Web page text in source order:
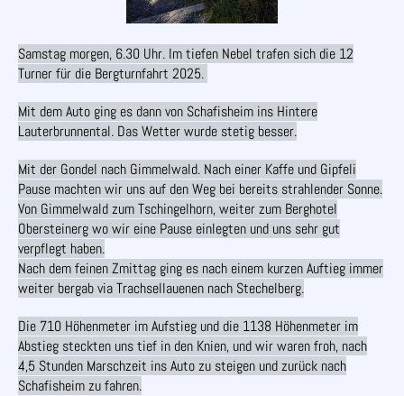
Samstag morgen, 6.30 Uhr. Im tiefen Nebel trafen sich die 12
Turner für die Bergturnfahrt 2025.
Mit dem Auto ging es dann von Schafisheim ins Hintere
Lauterbrunnental. Das Wetter wurde stetig besser.
Mit der Gondel nach Gimmelwald. Nach einer Kaffe und Gipfeli
Pause machten wir uns auf den Weg bei bereits strahlender Sonne.
Von Gimmelwald zum Tschingelhorn, weiter zum Berghotel
Obersteinerg wo wir eine Pause einlegten und uns sehr gut
verpflegt haben.
Nach dem feinen Zmittag ging es nach einem kurzen Auftieg immer
weiter bergab via Trachsellauenen nach Stechelberg.
Die 710 Höhenmeter im Aufstieg und die 1138 Höhenmeter im
Abstieg steckten uns tief in den Knien, und wir waren froh, nach
4,5 Stunden Marschzeit ins Auto zu steigen und zurück nach
Schafisheim zu fahren.